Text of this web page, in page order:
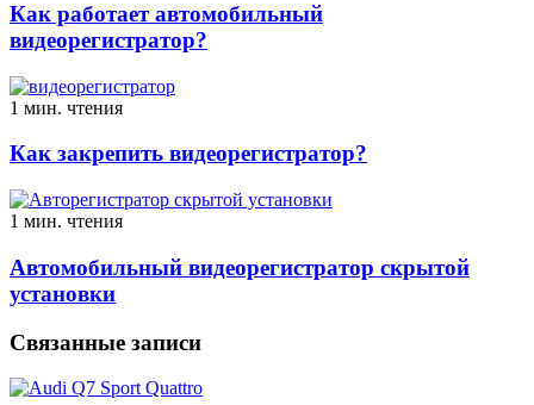
Как работает автомобильный
видеорегистратор?
1 мин. чтения
Как закрепить видеорегистратор?
1 мин. чтения
Автомобильный видеорегистратор скрытой
установки
Связанные записи